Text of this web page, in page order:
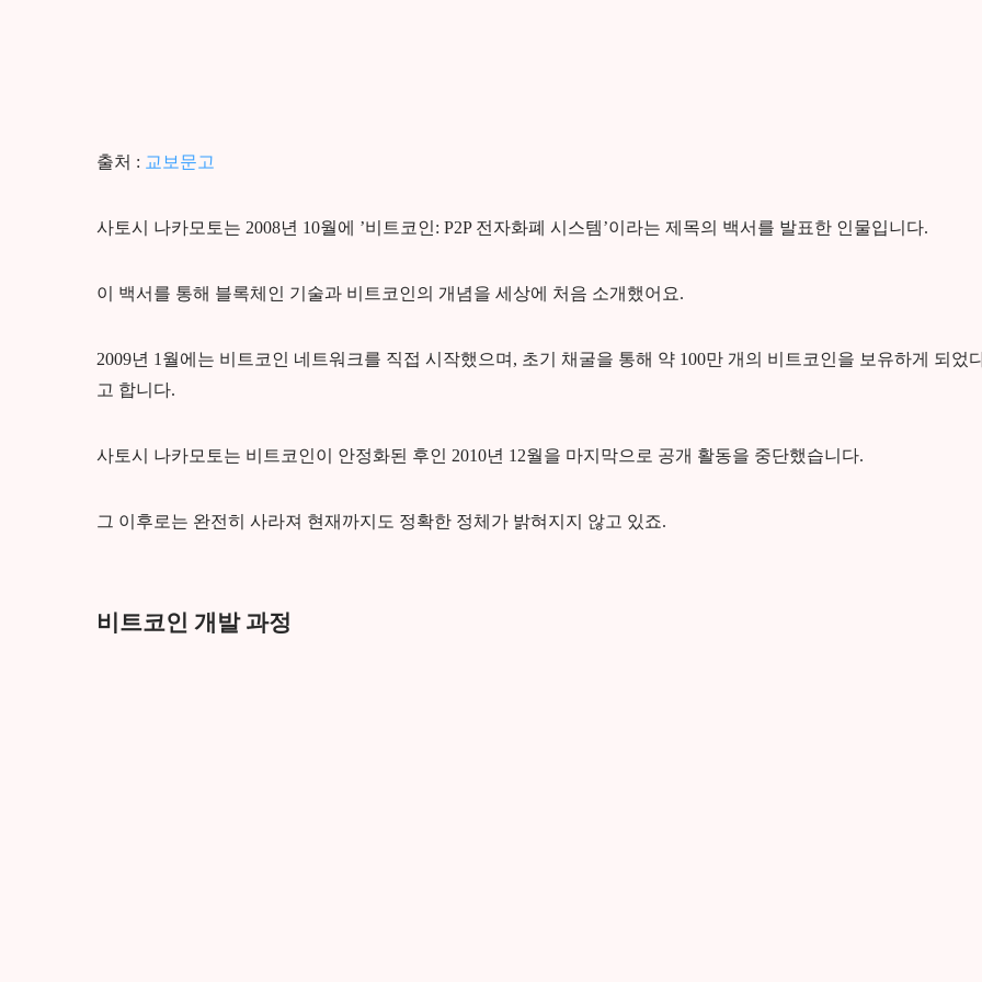
출처 : 교보문고
사토시 나카모토는 2008년 10월에 ’비트코인: P2P 전자화폐 시스템’이라는 제목의 백서를 발표한 인물입니다.
이 백서를 통해 블록체인 기술과 비트코인의 개념을 세상에 처음 소개했어요.
2009년 1월에는 비트코인 네트워크를 직접 시작했으며, 초기 채굴을 통해 약 100만 개의 비트코인을 보유하게 되었
고 합니다.
사토시 나카모토는 비트코인이 안정화된 후인 2010년 12월을 마지막으로 공개 활동을 중단했습니다.
그 이후로는 완전히 사라져 현재까지도 정확한 정체가 밝혀지지 않고 있죠.
비트코인 개발 과정